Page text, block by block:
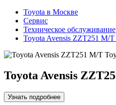
Toyota в Москве
Сервис
Техническое обслуживание
Toyota Avensis ZZT251 M/T
Toyota Avensis
Узнать подробнее